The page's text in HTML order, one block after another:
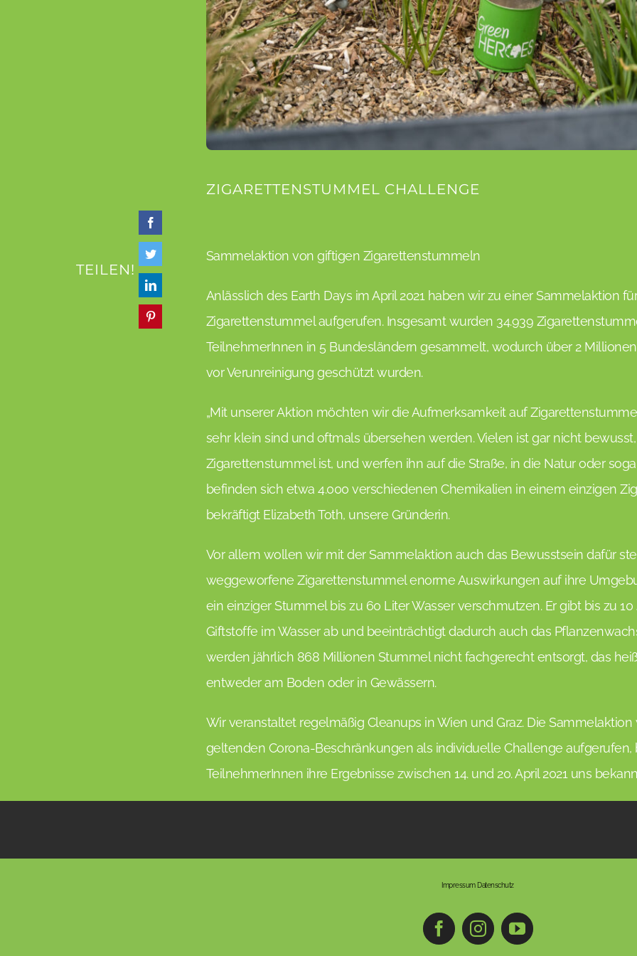
TEILEN!
ZIGARETTENSTUMMEL CHALLENGE
Sammelaktion von giftigen Zigarettenstummeln
Anlässlich des Earth Days im April 2021 haben wir zu einer Sammelaktion
Zigarettenstummel aufgerufen. Insgesamt wurden 34.939
TeilnehmerInnen in 5 Bundesländern gesammelt, wodurch über 2
vor Verunreinigung geschützt wurden.
„Mit unserer Aktion möchten wir die Aufmerksamkeit auf
sehr klein sind und oftmals übersehen werden. Vielen ist gar nicht
Zigarettenstummel ist, und werfen ihn auf die Straße, in die Natur oder
befinden sich etwa 4.000 verschiedenen Chemikalien in einem einzigen
bekräftigt Elizabeth Toth, unsere Gründerin.
Vor allem wollen wir mit der Sammelaktion auch das Bewusstsein dafür
weggeworfene Zigarettenstummel enorme Auswirkungen auf ihre
ein einziger Stummel bis zu 60 Liter Wasser verschmutzen. Er gibt bis zu
Giftstoffe im Wasser ab und beeinträchtigt dadurch auch das
werden jährlich 868 Millionen Stummel nicht fachgerecht entsorgt, das
entweder am Boden oder in Gewässern.
Wir veranstaltet regelmäßig Cleanups in Wien und Graz. Die
geltenden Corona-Beschränkungen als individuelle Challenge aufgerufen,
TeilnehmerInnen ihre Ergebnisse zwischen 14. und 20. April 2021 uns
Impressum Datenschutz
FacebookInstagramYouTube